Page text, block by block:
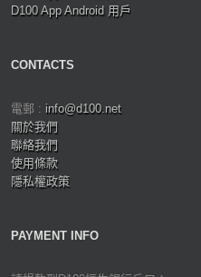
D100 App Android 用戶
CONTACTS
電郵 : info@d100.net
關於我們
聯絡我們
使用條款
隱私權政策
PAYMENT INFO